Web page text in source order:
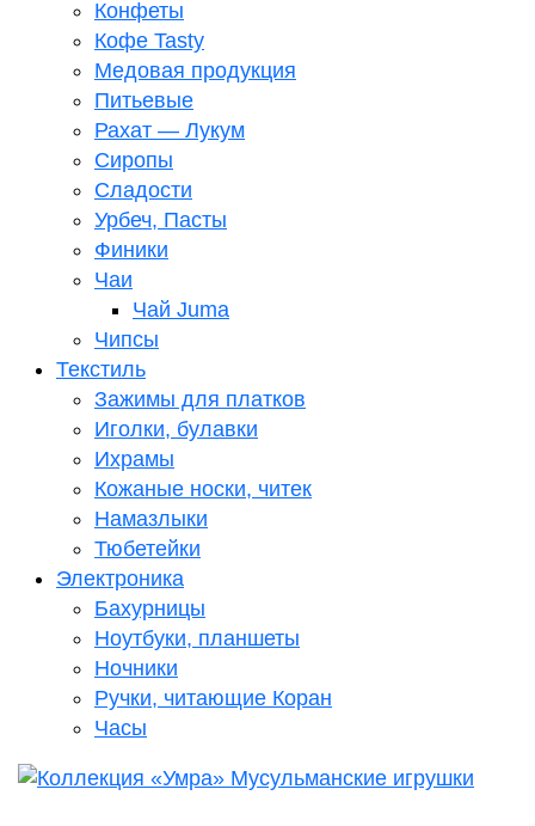
Конфеты
Кофе Tasty
Медовая продукция
Питьевые
Рахат — Лукум
Сиропы
Сладости
Урбеч, Пасты
Финики
Чаи
Чай Juma
Чипсы
Текстиль
Зажимы для платков
Иголки, булавки
Ихрамы
Кожаные носки, читек
Намазлыки
Тюбетейки
Электроника
Бахурницы
Ноутбуки, планшеты
Ночники
Ручки, читающие Коран
Часы